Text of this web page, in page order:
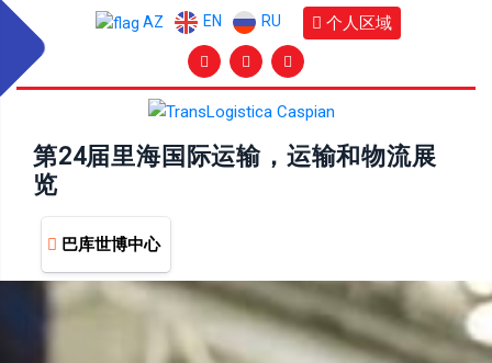
AZ EN RU 个人区域
第24届里海国际运输，运输和物流展
览
巴库世博中心